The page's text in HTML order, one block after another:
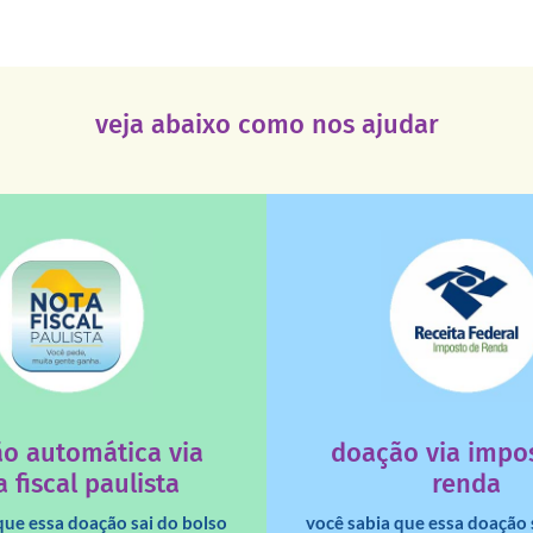
veja abaixo como nos ajudar
automática via
fiscal paulista
essa doação sai do bolso
que os créditos das notas
saiba mais
doação via
renda
você sabia que essa
Você sabia que pessoas
destinar 3% do imposto de
deixa de ir para o
saiba mais